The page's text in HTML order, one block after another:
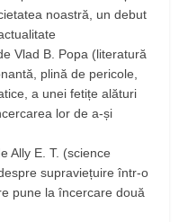
noastră, un debut
Vlad B. Popa (literatură
plină de pericole,
a unei fetițe alături
lor de a-și
Ally E. T. (science
supraviețuire într-o
pune la încercare două